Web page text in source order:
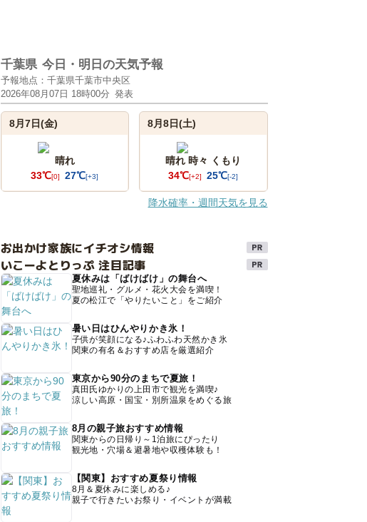
千葉県 今日・明日の天気予報
予報地点：千葉県千葉市中央区
2026年08月07日 18時00分 発表
8月7日(金)
晴れ
33℃[0] 27℃[+3]
8月8日(土)
晴れ 時々 くもり
34℃[+2] 25℃[-2]
降水確率・週間天気を見る
お出かけ家族にイチオシ情報
いこーよとりっぷ 注目記事
夏休みは「ばけばけ」の舞台へ
聖地巡礼・グルメ・花火大会を満喫！
夏の松江で「やりたいこと」をご紹介
暑い日はひんやりかき氷！
子供が笑顔になる♪ふわふわ天然かき氷
関東の有名＆おすすめ店を厳選紹介
東京から90分のまちで夏旅！
真田氏ゆかりの上田市で観光を満喫♪
涼しい高原・国宝・別所温泉をめぐる旅
8月の親子旅おすすめ情報
関東からの日帰り～1泊旅にぴったり
観光地・穴場＆避暑地や収穫体験も！
【関東】おすすめ夏祭り情報
8月＆夏休みに楽しめる♪
親子で行きたいお祭り・イベントが満載